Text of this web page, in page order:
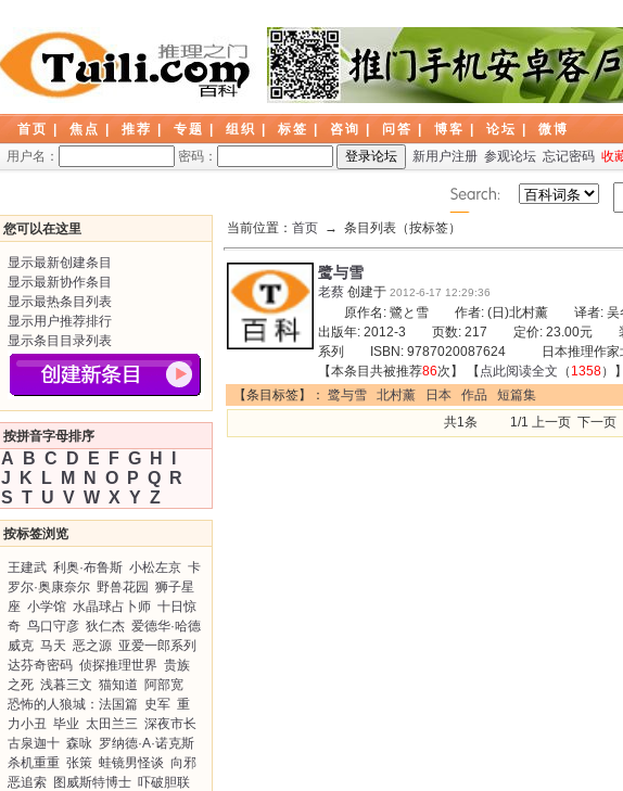
首页 焦点 推荐 专题 组织 标签 咨询 问答 博客 论坛 微博
用户名：
密码： 新用户注册 参观论坛 忘记密码 收
您可以在这里
显示最新创建条目
显示最新协作条目
显示最热条目列表
显示用户推荐排行
显示条目目录列表
按拼音字母排序
A B C D E F G H
J
K L M N O P Q
R
S T U V W X Y Z
按标签浏览
王建武 利奥·布鲁斯 小松左京 卡
罗尔·奥康奈尔 野兽花园 狮子星
座 小学馆 水晶球占卜师 十日惊
奇 鸟口守彦 狄仁杰 爱德华·哈德
威克 马天 恶之源 亚爱一郎系列
达芬奇密码 侦探推理世界 贵族
之死 浅暮三文 猫知道 阿部宽
恐怖的人狼城：法国篇 史军 重
力小丑 毕业 太田兰三 深夜市长
古泉迦十 森咏 罗纳德·A·诺克斯
杀机重重 张策 蛙镜男怪谈 向邪
恶追索 图威斯特博士 吓破胆联
当前位置： 首页 → 条目列表（按标签）
鹭与雪
老蔡 创建于 2012-6-17 12:29:36
原作名: 鷺と雪 作者: (日)北村薰 译者:
出版年: 2012-3 页数: 217 定价: 23.00元 装
系列 ISBN: 9787020087624 日本推理作家
【本条目共被推荐86次】 【 点此阅读全文 （ 1358）】
【条目标签】： 鹭与雪 北村薰 日本 作品
短篇集
共1条 1/1 上一页 下一页